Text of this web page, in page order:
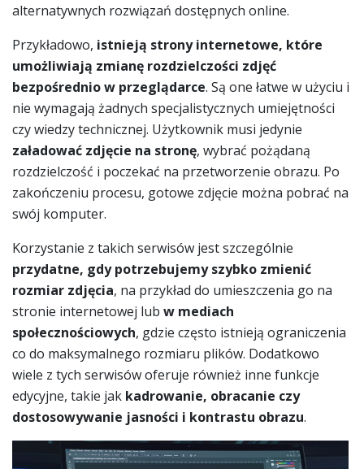
alternatywnych rozwiązań dostępnych online.
Przykładowo, istnieją strony internetowe, które
umożliwiają zmianę rozdzielczości zdjęć
bezpośrednio w przeglądarce. Są one łatwe w użyciu i
nie wymagają żadnych specjalistycznych umiejętności
czy wiedzy technicznej. Użytkownik musi jedynie
załadować zdjęcie na stronę, wybrać pożądaną
rozdzielczość i poczekać na przetworzenie obrazu. Po
zakończeniu procesu, gotowe zdjęcie można pobrać na
swój komputer.
Korzystanie z takich serwisów jest szczególnie
przydatne, gdy potrzebujemy szybko zmienić
rozmiar zdjęcia, na przykład do umieszczenia go na
stronie internetowej lub w mediach
społecznościowych, gdzie często istnieją ograniczenia
co do maksymalnego rozmiaru plików. Dodatkowo
wiele z tych serwisów oferuje również inne funkcje
edycyjne, takie jak kadrowanie, obracanie czy
dostosowywanie jasności i kontrastu obrazu.